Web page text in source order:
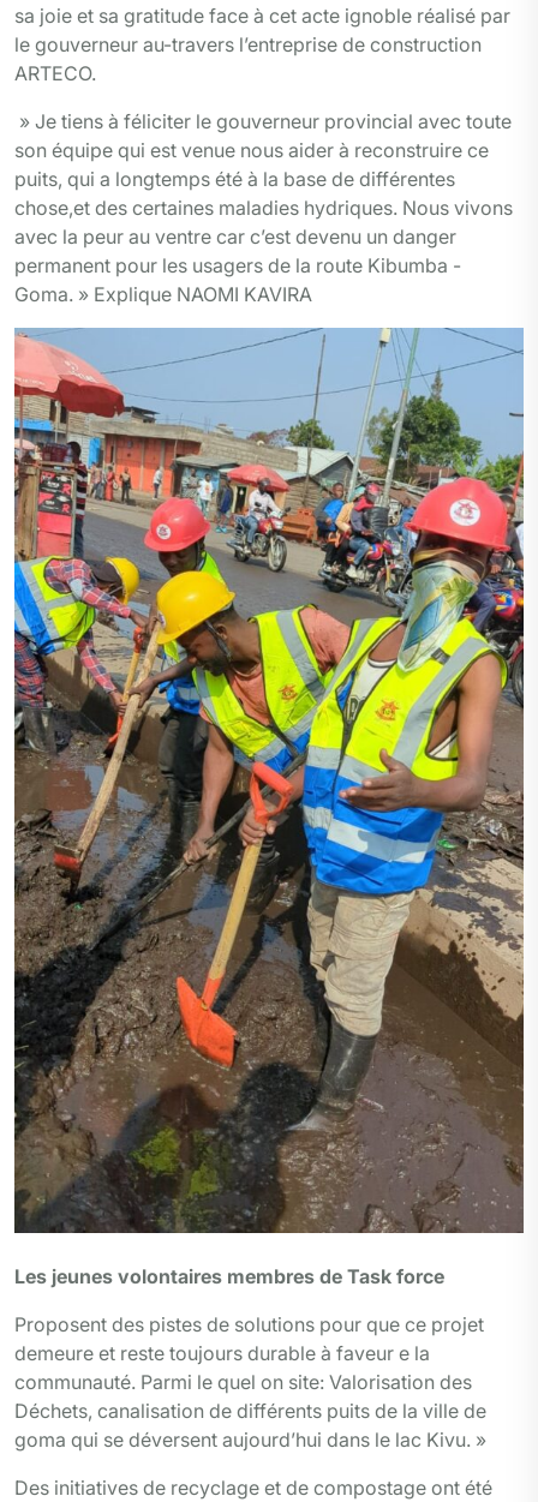
sa joie et sa gratitude face à cet acte ignoble réalisé par
le gouverneur au-travers l’entreprise de construction
ARTECO.
» Je tiens à féliciter le gouverneur provincial avec toute
son équipe qui est venue nous aider à reconstruire ce
puits, qui a longtemps été à la base de différentes
chose,et des certaines maladies hydriques. Nous vivons
avec la peur au ventre car c’est devenu un danger
permanent pour les usagers de la route Kibumba -
Goma. » Explique NAOMI KAVIRA
Les jeunes volontaires membres de Task force
Proposent des pistes de solutions pour que ce projet
demeure et reste toujours durable à faveur e la
communauté. Parmi le quel on site: Valorisation des
Déchets, canalisation de différents puits de la ville de
goma qui se déversent aujourd’hui dans le lac Kivu. »
Des initiatives de recyclage et de compostage ont été